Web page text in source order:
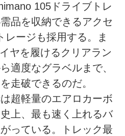
105ドライブトレ
品を収納できるアクセ
レージも採用する。ま
ヤを履けるクリアラン
適度なグラベルまで、
走破できるのだ。
超軽量のエアロカーボ
上、最も速く上れるバ
っている。トレック最